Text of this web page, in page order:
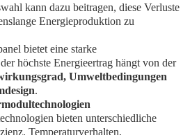
kann dazu beitragen, diese Verluste
Energieproduktion zu
bietet eine starke
höchste Energieertrag hängt von der
Umweltbedingungen
.
bieten unterschiedliche
Temperaturverhalten,